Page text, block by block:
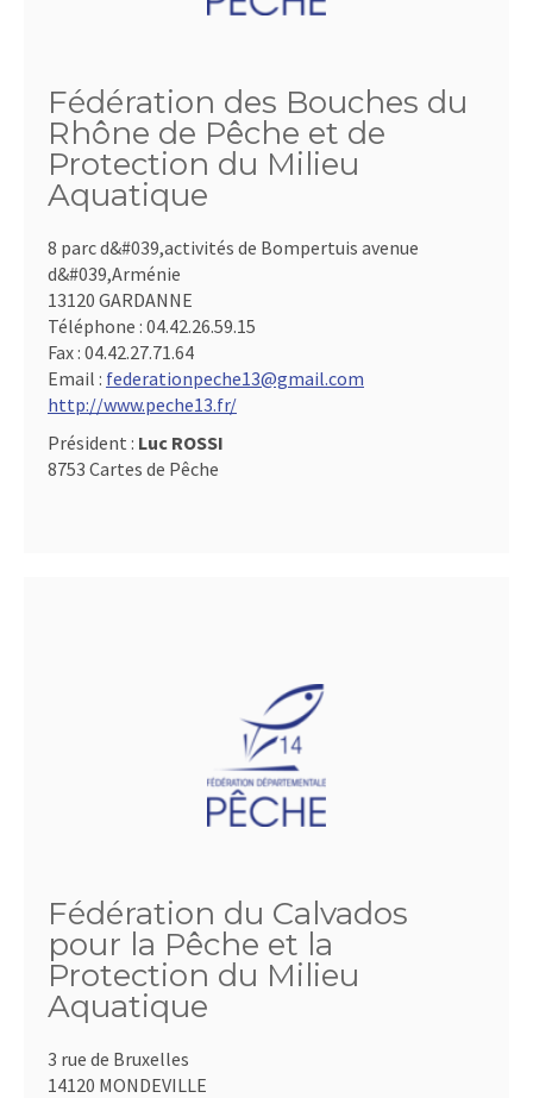
Fédération des Bouches du
Rhône de Pêche et de
Protection du Milieu
Aquatique
8 parc d&#039,activités de Bompertuis avenue
d&#039,Arménie
13120 GARDANNE
Téléphone : 04.42.26.59.15
Fax : 04.42.27.71.64
Email : federationpeche13@gmail.com
http://www.peche13.fr/
Président : Luc ROSSI
8753 Cartes de Pêche
Fédération du Calvados
pour la Pêche et la
Protection du Milieu
Aquatique
3 rue de Bruxelles
14120 MONDEVILLE